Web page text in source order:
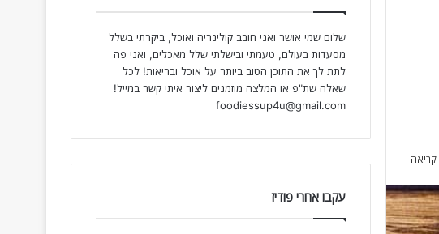
שלום שמי אושר ואני חובב קולינריה ואוכל, ביקרתי בשלל
מסעדות בעולם, טעמתי ובישלתי שלל מאכלים, ואני פה
לתת לך את התוכן הטוב ביותר על אוכל ובריאות! לכל
שאלה שת"פ או המלצה מוזמנים ליצור איתי קשר במייל!
foodiessup4u@gmail.com
עקבו אחרי פודיז